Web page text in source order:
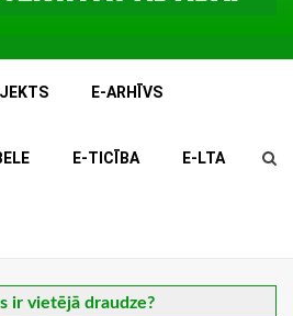
E-ARHĪVS
E-TICĪBA E-LTA
ir vietējā draudze?